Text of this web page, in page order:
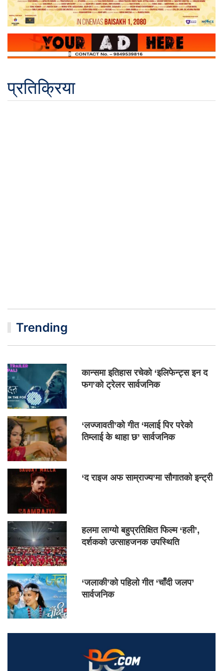
प्रतिक्रिया
Trending
कान्समा इतिहास रचेको ‘इलिफेन्ट्स इन द
फग’को ट्रेलर सार्वजनिक
‘लज्जावती’को गीत ‘मलाई पिर परेको
तिम्लाई के थाहा छ’ सार्वजनिक
‘द राइज अफ साम्राज्य’मा सौगातको इन्ट्री
हलमा लाग्यो बहुप्रतिक्षित फिल्म ‘हली’,
दर्शकको उत्साहजनक उपस्थिति
‘जलाकी’को पहिलो गीत ‘चाँदी जलप’
सार्वजनिक